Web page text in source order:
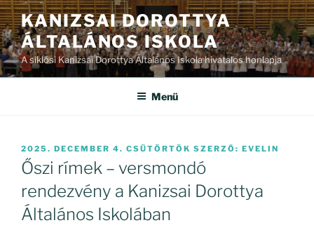
Tartalomhoz
KANIZSAI DOROTTYA
ÁLTALÁNOS ISKOLA
A siklósi Kanizsai Dorottya Általános Iskola hivatalos honlapja
Menü
BEKÜLDVE:
2025. DECEMBER 4. CSÜTÖRTÖK SZERZŐ: EVELIN
Őszi rímek – versmondó
rendezvény a Kanizsai Dorottya
Általános Iskolában